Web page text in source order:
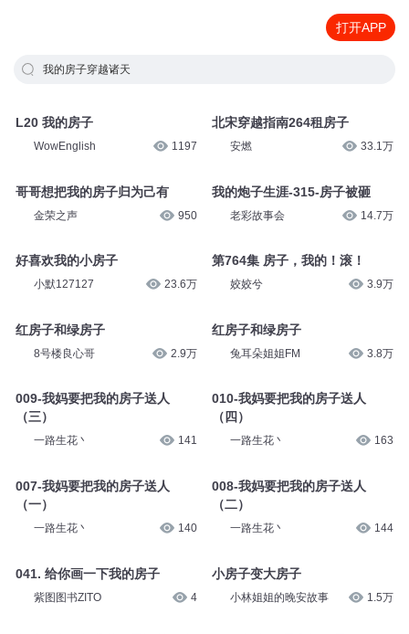
打开APP
我的房子穿越诸天
L20 我的房子
WowEnglish 1197
哥哥想把我的房子归为己有
金荣之声 950
好喜欢我的小房子
小默127127 23.6万
红房子和绿房子
8号楼良心哥 2.9万
009-我妈要把我的房子送人
（三）
一路生花丶 141
007-我妈要把我的房子送人
（一）
一路生花丶 140
041. 给你画一下我的房子
紫图图书ZITO 4
北宋穿越指南264租房子
安燃 33.1万
我的炮子生涯-315-房子被砸
老彩故事会 14.7万
第764集 房子，我的！滚！
姣姣兮 3.9万
红房子和绿房子
兔耳朵姐姐FM 3.8万
010-我妈要把我的房子送人
（四）
一路生花丶 163
008-我妈要把我的房子送人
（二）
一路生花丶 144
小房子变大房子
小林姐姐的晚安故事 1.5万